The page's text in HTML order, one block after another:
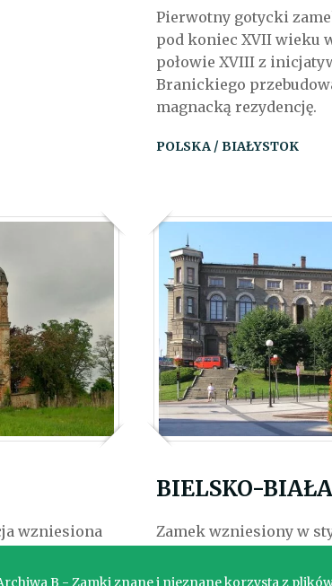
Pierwotny gotycki
pod koniec XVII wieku
połowie XVIII z
Branickiego
magnacką rezydencję.
POLSKA / BIAŁYSTOK
wzniesiona
BIELSKO-BIAŁA
Zamek wzniesiony w
przebudowywany od
B - Zamki znane i nieznane korzysta z